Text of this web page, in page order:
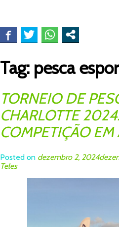
Tag: pesca
TORNEIO DE
CHARLOTTE
COMPETIÇÃO EM
Posted on dezembro 2, 2024
Teles